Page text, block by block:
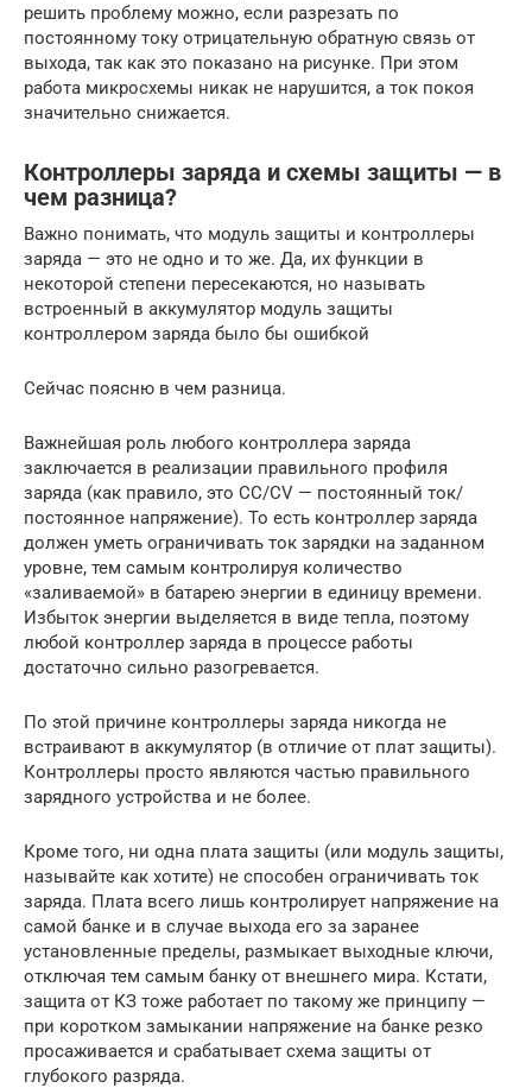
решить проблему можно, если разрезать по
постоянному току отрицательную обратную связь от
выхода, так как это показано на рисунке. При этом
работа микросхемы никак не нарушится, а ток покоя
значительно снижается.
Контроллеры заряда и схемы защиты — в
чем разница?
Важно понимать, что модуль защиты и контроллеры
заряда — это не одно и то же. Да, их функции в
некоторой степени пересекаются, но называть
встроенный в аккумулятор модуль защиты
контроллером заряда было бы ошибкой
Сейчас поясню в чем разница.
Важнейшая роль любого контроллера заряда
заключается в реализации правильного профиля
заряда (как правило, это CC/CV — постоянный ток/
постоянное напряжение). То есть контроллер заряда
должен уметь ограничивать ток зарядки на заданном
уровне, тем самым контролируя количество
«заливаемой» в батарею энергии в единицу времени.
Избыток энергии выделяется в виде тепла, поэтому
любой контроллер заряда в процессе работы
достаточно сильно разогревается.
По этой причине контроллеры заряда никогда не
встраивают в аккумулятор (в отличие от плат защиты).
Контроллеры просто являются частью правильного
зарядного устройства и не более.
Кроме того, ни одна плата защиты (или модуль защиты,
называйте как хотите) не способен ограничивать ток
заряда. Плата всего лишь контролирует напряжение на
самой банке и в случае выхода его за заранее
установленные пределы, размыкает выходные ключи,
отключая тем самым банку от внешнего мира. Кстати,
защита от КЗ тоже работает по такому же принципу —
при коротком замыкании напряжение на банке резко
просаживается и срабатывает схема защиты от
глубокого разряда.